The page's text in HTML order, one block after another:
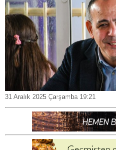
31 Aralık 2025 Çarşamba 19:21